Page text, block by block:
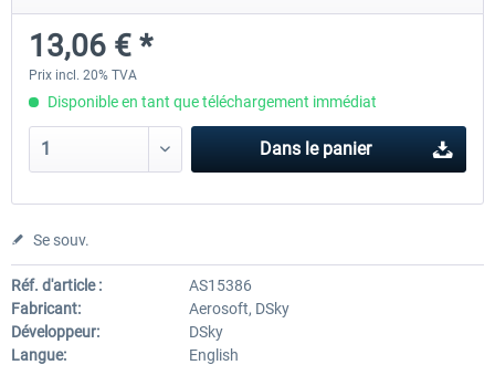
12,00 € *
13,06 € *
Prix incl. 20% TVA
Disponible en tant que téléchargement immédiat
Dans le panier
Se souv.
Réf. d'article :
AS15386
Fabricant:
Aerosoft, DSky
Développeur:
DSky
Langue:
English